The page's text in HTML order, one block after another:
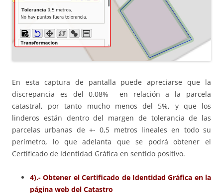
En esta captura de pantalla puede apreciarse que la
discrepancia es del 0,08% en relación a la parcela
catastral, por tanto mucho menos del 5%, y que los
linderos están dentro del margen de tolerancia de las
parcelas urbanas de +- 0,5 metros lineales en todo su
perímetro, lo que adelanta que se podrá obtener el
Certificado de Identidad Gráfica en sentido positivo.
4).- Obtener el Certificado de Identidad Gráfica en la
página web del Catastro